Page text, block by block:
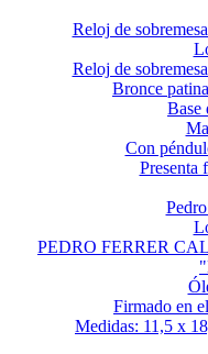
Reloj de
Reloj de
Bronce
Base
Con
Presenta
PEDRO FERRER
Firmado en
Medidas: 11,5 x